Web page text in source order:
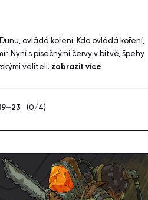
ovládá koření. Kdo ovládá koření,
Nyní s písečnými červy v bitvě, špehy
veliteli. zobrazit více
(0/4)